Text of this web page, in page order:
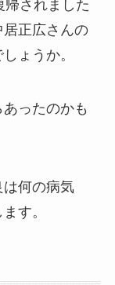
帰されました
正広さんの
ょうか。
ったのかも
は何の病気
す。